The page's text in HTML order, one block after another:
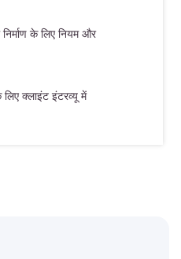
के लिए नियम और
क्लाइंट इंटरव्यू में